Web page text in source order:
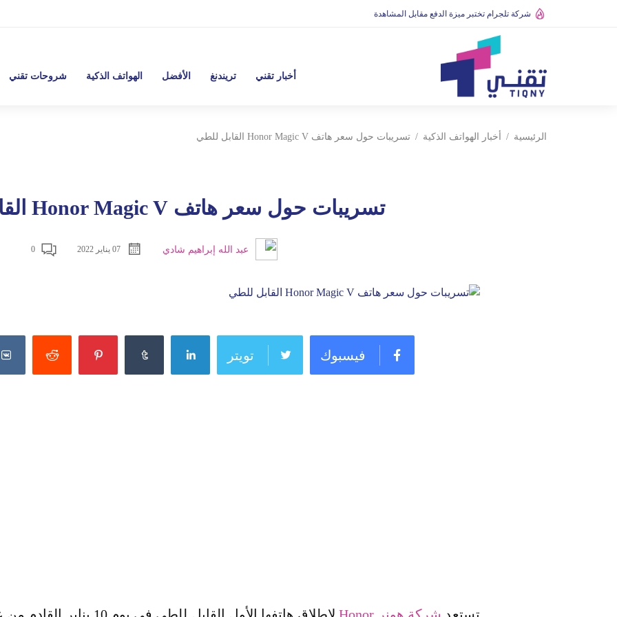
شركة تلجرام تختبر ميزة الدفع مقابل المشاهدة
أخبار تقني تريندنغ الأفضل الهواتف الذكية شروحات تقني
الرئيسية أخبار الهواتف الذكية تسريبات حول سعر هاتف Honor Magic V القابل للطي
تسريبات حول سعر هاتف Honor Magic V القابل للطي
عبد الله إبراهيم شادي 07 يناير 2022 0
فيسبوك تويتر